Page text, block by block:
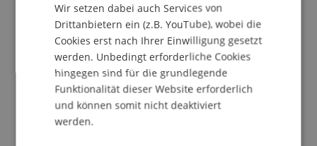
T. +423 265 11 58
martin.wenz@uni.li
Lehre Forschung
Projekte
Publikationen
Wir setzen dabei auch Services von
Drittanbietern ein (z.B. YouTube), wobei die
Cookies erst nach Ihrer Einwilligung gesetzt
werden. Unbedingt erforderliche Cookies
hingegen sind für die grundlegende
Funktionalität dieser Website erforderlich
und können somit nicht deaktiviert
werden.